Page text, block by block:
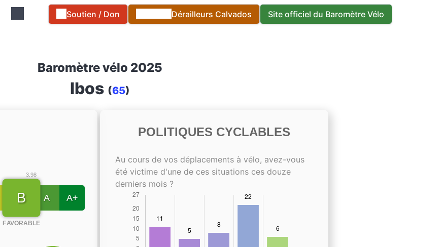
Soutien / Don Dérailleurs Calvados Site officiel du Baromètre Vélo
Baromètre vélo 2025
Ibos (65)
3.98
B
FAVORABLE
A A+
POLITIQUES CYCLABLES
Au cours de vos déplacements à vélo, avez-vous
été victime d'une de ces situations ces douze
derniers mois ?